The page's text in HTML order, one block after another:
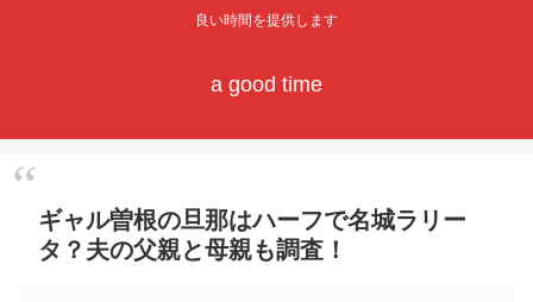
良い時間を提供します
a good time
ギャル曽根の旦那はハーフで名城ラリー
タ？夫の父親と母親も調査！